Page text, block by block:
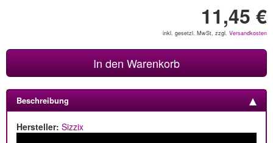
11,45 €
inkl. gesetzl. MwSt, zzgl. Versandkosten
In den Warenkorb
Beschreibung
Hersteller: Sizzix